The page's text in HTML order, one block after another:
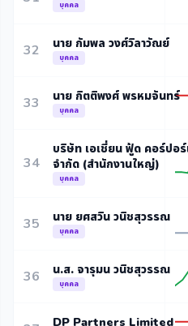
บุคคล
32 นาย กัมพล วงศ์วิลาวัณย์
บุคคล
33 นาย กิตติพงศ์ พรหมจันทร์
บุคคล
34
บริษัท เอเชี่ยน ฟู้ด คอร์ปอร์
จำกัด (สำนักงานใหญ่)
บุคคล
35 นาย ยศสวิน วนิชสุวรรณ
บุคคล
36 น.ส. จารุมน วนิชสุวรรณ
บุคคล
DP Partners Limited